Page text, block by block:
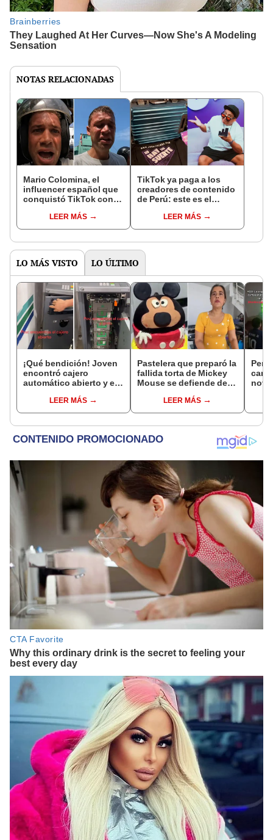
NOTAS RELACIONADAS
Mario Colomina, el
influencer español que
conquistó TikTok con
"Mi amor nació por la
gastronomía"
LEER MÁS
TikTok ya paga a los
creadores de contenido
de Perú: este es el
llegar a cobrar por 1.000
vistas
LEER MÁS
LO MÁS VISTO LO ÚLTIMO
¡Qué bendición! Joven
encontró cajero
automático abierto y es
LEER MÁS
Pastelera que preparó la
fallida torta de Mickey
Mouse se defiende de
LEER MÁS